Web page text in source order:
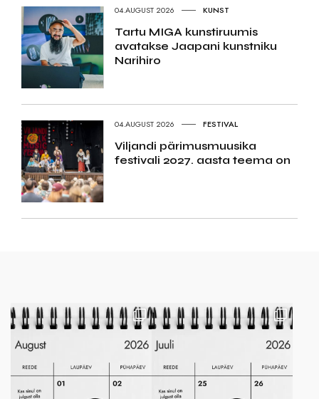
04.AUGUST 2026 KUNST
Tartu MIGA kunstiruumis
avatakse Jaapani kunstniku
Narihiro
04.AUGUST 2026 FESTIVAL
Viljandi pärimusmuusika
festivali 2027. aasta teema on